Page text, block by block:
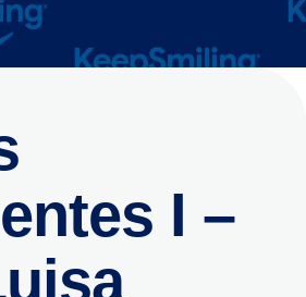
I –